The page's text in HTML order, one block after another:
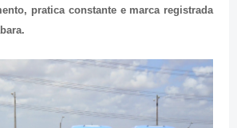
pratica constante e marca registrada